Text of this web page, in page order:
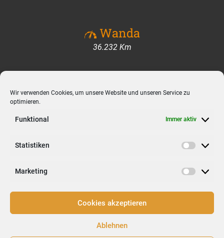
Wir verwenden Cookies, um unsere Website und unseren Service zu
optimieren.
Funktional Immer aktiv
Statistiken
Marketing
Cookies akzeptieren
Ablehnen
Wanda
36.232 Km
Reise
Datenschutzerklärung